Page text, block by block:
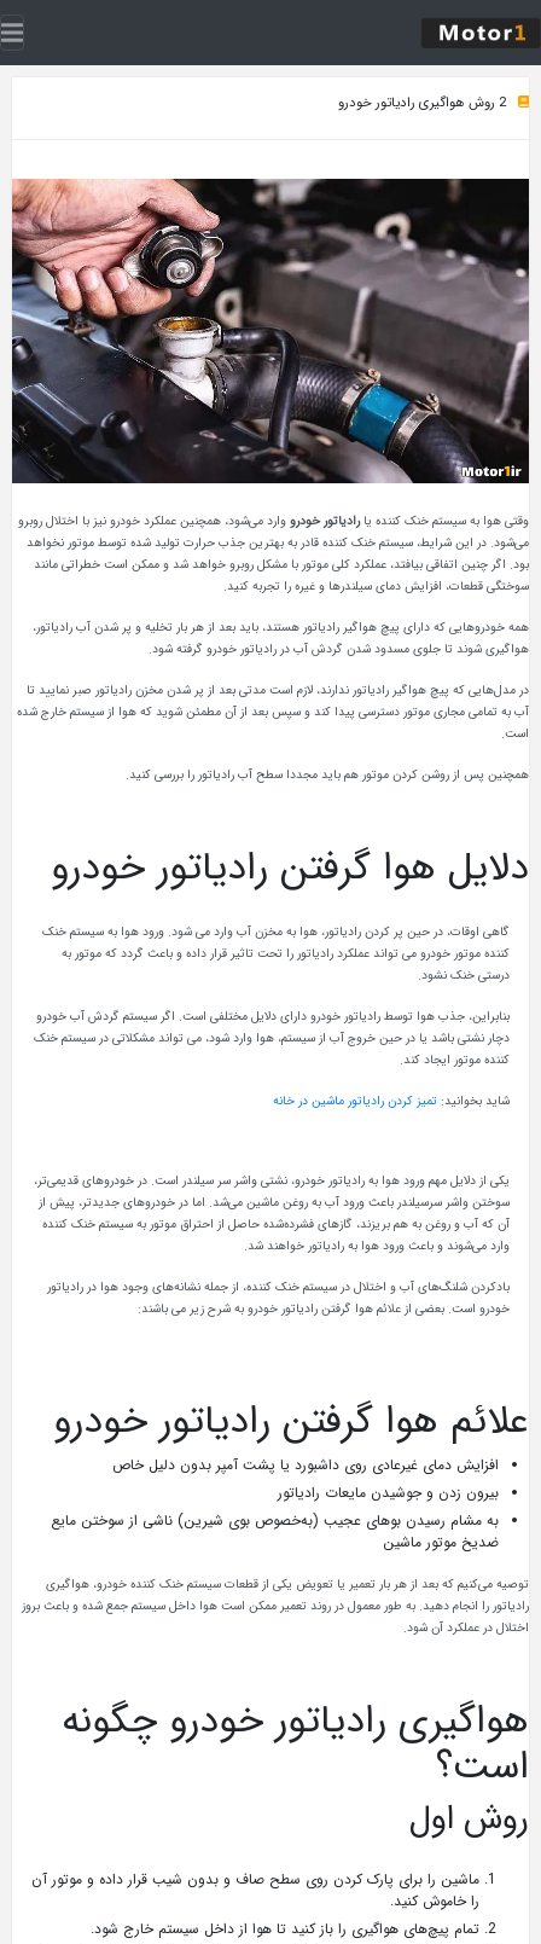
2 روش هواگیری رادیاتور خودرو
وقتی هوا به سیستم خنک کننده یارادیاتور خودرووارد می‌شود، همچنین عملکرد خودرو نیز با اختلال روبرو
می‌شود. در این شرایط، سیستم خنک کننده قادر به بهترین جذب حرارت تولید شده توسط موتور نخواهد
بود. اگر چنین اتفاقی بیافتد، عملکرد کلی موتور با مشکل روبرو خواهد شد و ممکن است خطراتی مانند
سوختگی قطعات، افزایش دمای سیلندرها و غیره را تجربه کنید.
همه خودروهایی که دارای پیچ هواگیر رادیاتور هستند، باید بعد از هر بار تخلیه و پر شدن آب رادیاتور،
هواگیری شوند تا جلوی مسدود شدن گردش آب در رادیاتور خودرو گرفته شود.
در مدل‌هایی که پیچ هواگیر رادیاتور ندارند، لازم است مدتی بعد از پر شدن مخزن رادیاتور صبر نمایید تا
آب به تمامی مجاری موتور دسترسی پیدا کند و سپس بعد از آن مطمئن شوید که هوا از سیستم خارج شده
است.
همچنین پس از روشن کردن موتور هم باید مجددا سطح آب رادیاتور را بررسی کنید.
دلایل هوا گرفتن رادیاتور خودرو
گاهی اوقات، در حین پر کردن رادیاتور، هوا به مخزن آب وارد می شود. ورود هوا به سیستم خنک
کننده موتور خودرو می تواند عملکرد رادیاتور را تحت تاثیر قرار داده و باعث گردد که موتور به
درستی خنک نشود.
بنابراین، جذب هوا توسط رادیاتور خودرو دارای دلایل مختلفی است. اگر سیستم گردش آب خودرو
دچار نشتی باشد یا در حین خروج آب از سیستم، هوا وارد شود، می تواند مشکلاتی در سیستم خنک
کننده موتور ایجاد کند.
شاید بخوانید: تمیز کردن رادیاتور ماشین در خانه
یکی از دلایل مهم ورود هوا به رادیاتور خودرو، نشتی واشر سر سیلندر است. در خودروهای قدیمی‌تر،
سوختن واشر سرسیلندر باعث ورود آب به روغن ماشین می‌شد. اما در خودروهای جدیدتر، پیش از
آن که آب و روغن به هم بریزند، گازهای فشرده‌شده حاصل از احتراق موتور به سیستم خنک کننده
وارد می‌شوند و باعث ورود هوا به رادیاتور خواهند شد.
بادکردن شلنگ‌های آب و اختلال در سیستم خنک‌ کننده، از جمله نشانه‌های وجود هوا در رادیاتور
خودرو است. بعضی از علائم هوا گرفتن رادیاتور خودرو به شرح زیر می باشند:
علائم هوا گرفتن رادیاتور خودرو
افزایش دمای غیرعادی روی داشبورد یا پشت آمپر بدون دلیل خاص
بیرون زدن و جوشیدن مایعات رادیاتور
به مشام رسیدن بوهای عجیب (به‌خصوص بوی شیرین) ناشی از سوختن مایع
ضدیخ موتور ماشین
توصیه می‌کنیم که بعد از هر بار تعمیر یا تعویض یکی از قطعات سیستم خنک‌ کننده خودرو، هواگیری
رادیاتور را انجام دهید. به طور معمول در روند تعمیر ممکن است هوا داخل سیستم جمع شده و باعث بروز
اختلال در عملکرد آن شود.
هواگیری رادیاتور خودرو چگونه
است؟
روش اول
ماشین را برای پارک کردن روی سطح صاف و بدون شیب قرار داده و موتور آن
را خاموش کنید.
تمام پیچ‌های هواگیری را باز کنید تا هوا از داخل سیستم خارج شود.